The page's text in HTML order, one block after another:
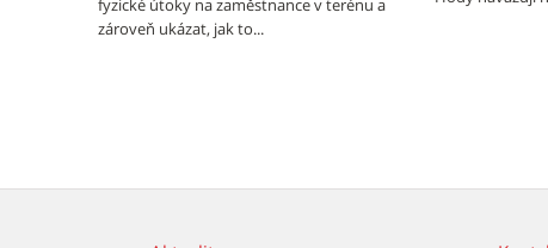
fyzické útoky na zaměstnance v terénu a
zároveň ukázat, jak to...